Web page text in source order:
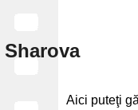
Aici puteţi